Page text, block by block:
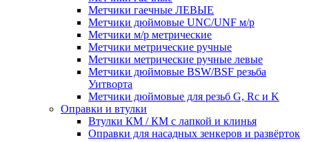
Метчики гаечные ЛЕВЫЕ
Метчики дюймовые UNC/UNF м/р
Метчики м/р метрические
Метчики метрические ручные
Метчики метрические ручные левые
Метчики дюймовые BSW/BSF резьба
Уитворта
Метчики дюймовые для резьб G, Rc и K
Оправки и втулки
Втулки КМ / КМ с лапкой и клинья
Оправки для насадных зенкеров и развёрток